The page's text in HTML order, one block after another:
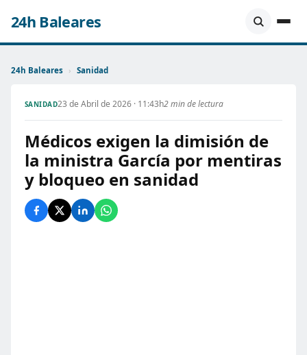
24h Baleares
24h Baleares › Sanidad
SANIDAD23 de Abril de 2026 · 11:43h2 min de lectura
Médicos exigen la dimisión de
la ministra García por mentiras
y bloqueo en sanidad